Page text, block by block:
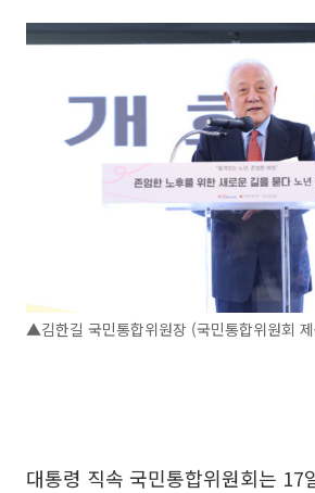
▲김한길 국민통합위원장 (국민통합위원회
대통령 직속 국민통합위원회는 17